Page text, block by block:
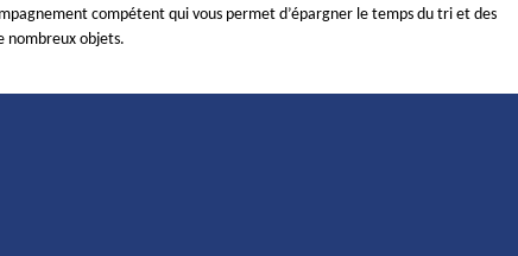
compétent qui vous permet d’épargner le temps du tri et des
nombreux objets.